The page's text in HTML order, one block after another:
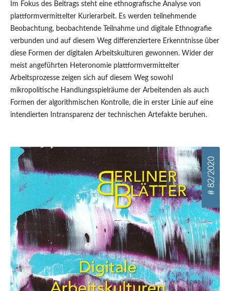
Im Fokus des Beitrags steht eine ethnografische Analyse von
plattformvermittelter Kurierarbeit. Es werden teilnehmende
Beobachtung, beobachtende Teilnahme und digitale Ethnografie
verbunden und auf diesem Weg differenziertere Erkenntnisse über
diese Formen der digitalen Arbeitskulturen gewonnen. Wider der
meist angeführten Heteronomie plattformvermittelter
Arbeitsprozesse zeigen sich auf diesem Weg sowohl
mikropolitische Handlungsspielräume der Arbeitenden als auch
Formen der algorithmischen Kontrolle, die in erster Linie auf eine
intendierten Intransparenz der technischen Artefakte beruhen.